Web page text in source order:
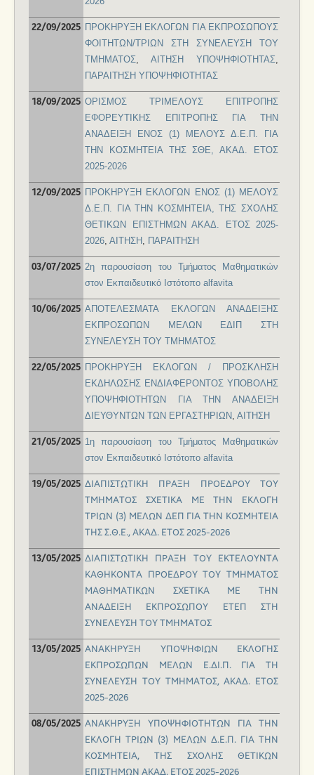
22/09/2025
ΠΡΟΚΗΡΥΞΗ ΕΚΛΟΓΩΝ ΓΙΑ ΕΚΠΡΟΣΩΠΟΥΣ
ΦΟΙΤΗΤΩΝ/ΤΡΙΩΝ ΣΤΗ ΣΥΝΕΛΕΥΣΗ ΤΟΥ
ΤΜΗΜΑΤΟΣ, ΑΙΤΗΣΗ ΥΠΟΨΗΦΙΟΤΗΤΑΣ,
ΠΑΡΑΙΤΗΣΗ ΥΠΟΨΗΦΙΟΤΗΤΑΣ
18/09/2025 ΟΡΙΣΜΟΣ ΤΡΙΜΕΛΟΥΣ ΕΠΙΤΡΟΠΗΣ
ΕΦΟΡΕΥΤΙΚΗΣ ΕΠΙΤΡΟΠΗΣ ΓΙΑ ΤΗΝ
ΑΝΑΔΕΙΞΗ ΕΝΟΣ (1) ΜΕΛΟΥΣ Δ.Ε.Π. ΓΙΑ
ΤΗΝ ΚΟΣΜΗΤΕΙΑ ΤΗΣ ΣΘΕ, ΑΚΑΔ. ΕΤΟΣ
2025-2026
12/09/2025
ΠΡΟΚΗΡΥΞΗ ΕΚΛΟΓΩΝ ΕΝΟΣ (1) ΜΕΛΟΥΣ
Δ.Ε.Π. ΓΙΑ ΤΗΝ ΚΟΣΜΗΤΕΙΑ, ΤΗΣ ΣΧΟΛΗΣ
ΘΕΤΙΚΩΝ ΕΠΙΣΤΗΜΩΝ ΑΚΑΔ. ΕΤΟΣ 2025-
2026, ΑΙΤΗΣΗ , ΠΑΡΑΙΤΗΣΗ
03/07/2025 2η παρουσίαση του Τμήματος Μαθηματικών
στον Εκπαιδευτικό Ιστότοπο alfavita
10/06/2025 ΑΠΟΤΕΛΕΣΜΑΤΑ ΕΚΛΟΓΩΝ ΑΝΑΔΕΙΞΗΣ
ΕΚΠΡΟΣΩΠΩΝ ΜΕΛΩΝ ΕΔΙΠ ΣΤΗ
ΣΥΝΕΛΕΥΣΗ ΤΟΥ ΤΜΗΜΑΤΟΣ
22/05/2025
ΠΡΟΚΗΡΥΞΗ ΕΚΛΟΓΩΝ / ΠΡΟΣΚΛΗΣΗ
ΕΚΔΗΛΩΣΗΣ ΕΝΔΙΑΦΕΡΟΝΤΟΣ ΥΠΟΒΟΛΗΣ
ΥΠΟΨΗΦΙΟΤΗΤΩΝ ΓΙΑ ΤΗΝ ΑΝΑΔΕΙΞΗ
ΔΙΕΥΘΥΝΤΩΝ ΤΩΝ ΕΡΓΑΣΤΗΡΙΩΝ, ΑΙΤΗΣΗ
21/05/2025 1η παρουσίαση του Τμήματος Μαθηματικών
στον Εκπαιδευτικό Ιστότοπο alfavita
19/05/2025 ΔΙΑΠΙΣΤΩΤΙΚΗ ΠΡΑΞΗ ΠΡΟΕΔΡΟΥ ΤΟΥ
ΤΜΗΜΑΤΟΣ ΣΧΕΤΙΚΑ ΜΕ ΤΗΝ ΕΚΛΟΓΗ
ΤΡΙΩΝ (3) ΜΕΛΩΝ ΔΕΠ ΓΙΑ ΤΗΝ ΚΟΣΜΗΤΕΙΑ
ΤΗΣ Σ.Θ.Ε., ΑΚΑΔ. ΕΤΟΣ 2025-2026
13/05/2025 ΔΙΑΠΙΣΤΩΤΙΚΗ ΠΡΑΞΗ ΤΟΥ ΕΚΤΕΛΟΥΝΤΑ
ΚΑΘΗΚΟΝΤΑ ΠΡΟΕΔΡΟΥ ΤΟΥ ΤΜΗΜΑΤΟΣ
ΜΑΘΗΜΑΤΙΚΩΝ ΣΧΕΤΙΚΑ ΜΕ ΤΗΝ
ΑΝΑΔΕΙΞΗ ΕΚΠΡΟΣΩΠΟΥ ΕΤΕΠ ΣΤΗ
ΣΥΝΕΛΕΥΣΗ ΤΟΥ ΤΜΗΜΑΤΟΣ
13/05/2025 ΑΝΑΚΗΡΥΞΗ ΥΠΟΨΗΦΙΩΝ ΕΚΛΟΓΗΣ
ΕΚΠΡΟΣΩΠΩΝ ΜΕΛΩΝ Ε.ΔΙ.Π. ΓΙΑ ΤΗ
ΣΥΝΕΛΕΥΣΗ ΤΟΥ ΤΜΗΜΑΤΟΣ, ΑΚΑΔ. ΕΤΟΣ
2025-2026
08/05/2025 ΑΝΑΚΗΡΥΞΗ ΥΠΟΨΗΦΙΟΤΗΤΩΝ ΓΙΑ ΤΗΝ
ΕΚΛΟΓΗ ΤΡΙΩΝ (3) ΜΕΛΩΝ Δ.Ε.Π. ΓΙΑ ΤΗΝ
ΚΟΣΜΗΤΕΙΑ, ΤΗΣ ΣΧΟΛΗΣ ΘΕΤΙΚΩΝ
ΕΠΙΣΤΗΜΩΝ ΑΚΑΔ. ΕΤΟΣ 2025-2026